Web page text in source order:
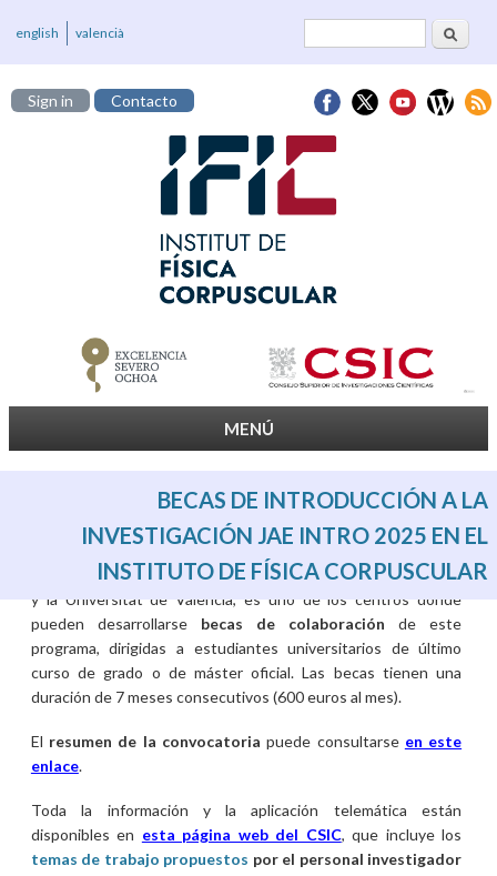
Formulario deBuscar
english valencià
Sign in Contacto
MENÚ
BECAS DE INTRODUCCIÓN A LA
INVESTIGACIÓN JAE INTRO 2025 EN EL
INSTITUTO DE FÍSICA CORPUSCULAR
El Instituto de Física Corpuscular (IFIC), centro mixto del CSIC
y la Universitat de València, es uno de los centros donde
pueden desarrollarsebecas de colaboración de este
programa, dirigidas a estudiantes universitarios de último
curso de grado o de máster oficial. Las becas tienen una
duración de 7 meses consecutivos (600 euros al mes).
El resumen de la convocatoria puede consultarse en este
enlace.
Toda la información y la aplicación telemática están
disponibles en esta página web del CSIC, que incluye los
temas de trabajo propuestos por el personal investigador